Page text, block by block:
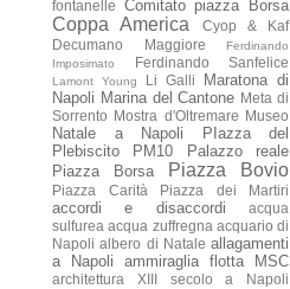
fontanelle
Comitato piazza Borsa
Coppa America
Cyop & Kaf
Decumano Maggiore
Ferdinando
Imposimato
Ferdinando Sanfelice
Lamont Young Li Galli
Maratona di
Napoli Marina del Cantone Meta di
Sorrento Mostra d'Oltremare Museo
Natale a Napoli
PIazza del
Plebiscito
PM10
Palazzo reale
Piazza Borsa
Piazza Bovio
Piazza Carità Piazza dei Martiri
accordi e disaccordi
acqua
sulfurea acqua zuffregna acquario di
Napoli albero di Natale allagamenti
a Napoli
ammiraglia flotta MSC
architettura XIII secolo a Napoli